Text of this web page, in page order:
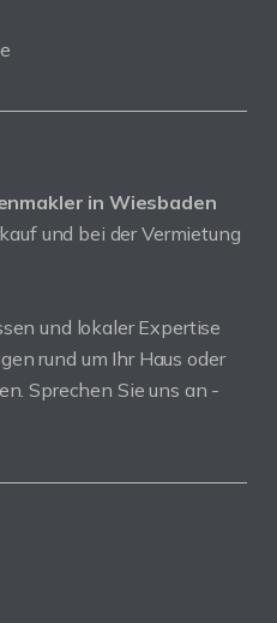
in Wiesbaden
und bei der Vermietung
und lokaler Expertise
rund um Ihr Haus oder
Sprechen Sie uns an -